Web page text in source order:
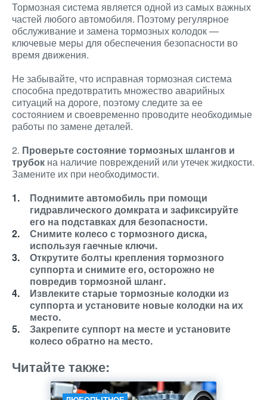
Тормозная система является одной из самых важных
частей любого автомобиля. Поэтому регулярное
обслуживание и замена тормозных колодок —
ключевые меры для обеспечения безопасности во
время движения.
Не забывайте, что исправная тормозная система
способна предотвратить множество аварийных
ситуаций на дороге, поэтому следите за ее
состоянием и своевременно проводите необходимые
работы по замене деталей.
2. Проверьте состояние тормозных шлангов и
трубок на наличие повреждений или утечек жидкости.
Замените их при необходимости.
Поднимите автомобиль при помощи
гидравлического домкрата и зафиксируйте
его на подставках для безопасности.
Снимите колесо с тормозного диска,
используя гаечные ключи.
Открутите болты крепления тормозного
суппорта и снимите его, осторожно не
повредив тормозной шланг.
Извлеките старые тормозные колодки из
суппорта и установите новые колодки на их
место.
Закрепите суппорт на месте и установите
колесо обратно на место.
Читайте также: